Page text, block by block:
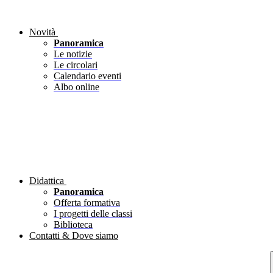
Novità
Panoramica
Le notizie
Le circolari
Calendario eventi
Albo online
Didattica
Panoramica
Offerta formativa
I progetti delle classi
Biblioteca
Contatti & Dove siamo